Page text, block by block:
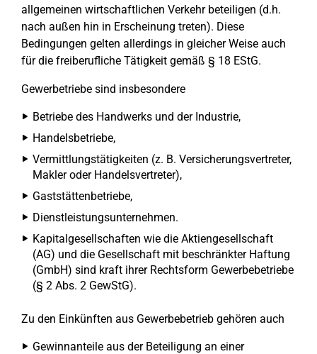
allgemeinen wirtschaftlichen Verkehr beteiligen (d.h.
nach außen hin in Erscheinung treten). Diese
Bedingungen gelten allerdings in gleicher Weise auch
für die freiberufliche Tätigkeit gemäß § 18 EStG.
Gewerbetriebe sind insbesondere
Betriebe des Handwerks und der Industrie,
Handelsbetriebe,
Vermittlungstätigkeiten (z. B. Versicherungsvertreter,
Makler oder Handelsvertreter),
Gaststättenbetriebe,
Dienstleistungsunternehmen.
Kapitalgesellschaften wie die Aktiengesellschaft
(AG) und die Gesellschaft mit beschränkter Haftung
(GmbH) sind kraft ihrer Rechtsform Gewerbebetriebe
(§ 2 Abs. 2 GewStG).
Zu den Einkünften aus Gewerbebetrieb gehören auch
Gewinnanteile aus der Beteiligung an einer